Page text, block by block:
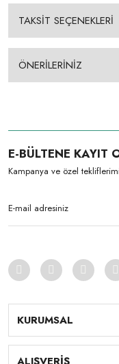
TAKSİT SEÇENEKLERİ
ÖNERİLERİNİZ
E-BÜLTENE KAYIT
Kampanya ve özel
KURUMSAL